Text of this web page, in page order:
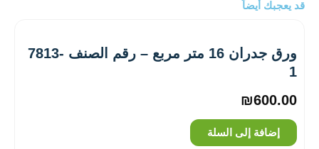
‎4707-
7
قد يعجبك أيضاً
ورق جدران 16 متر مربع – رقم الصنف ‎7813-
1
₪600.00
إضافة إلى السلة